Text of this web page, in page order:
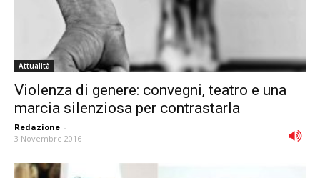
Attualità
Violenza di genere: convegni, teatro e una
marcia silenziosa per contrastarla
Redazione -
3 Novembre 2016